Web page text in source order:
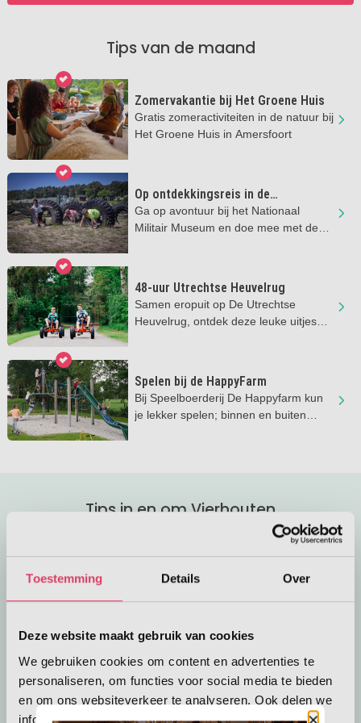
Toestemming Details Over
Deze website maakt gebruik van cookies
We gebruiken cookies om content en advertenties te
personaliseren, om functies voor social media te bieden
en om ons websiteverkeer te analyseren. Ook delen we
informatie over uw gebruik van onze site met onze
Tips van de maand
Zomervakantie bij Het Groene Huis
Gratis zomeractiviteiten in de natuur bij
Het Groene Huis in Amersfoort
Op ontdekkingsreis in de
zomervakantie
Ga op avontuur bij het Nationaal
Militair Museum en doe mee met de
48-uur Utrechtse Heuvelrug
Samen eropuit op De Utrechtse
Heuvelrug, ontdek deze leuke uitjes
Spelen bij de HappyFarm
Bij Speelboerderij De Happyfarm kun
je lekker spelen; binnen en buiten
Tips in en om Vierhouten
Wis filters
Eropuit
Zandenplas bij Nunspeet
Midden in de bossen van de Veluwe
Lees meer Zandenplas bij Nunspeet